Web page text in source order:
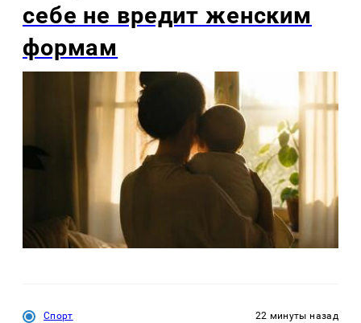
себе не вредит женским
формам
Спорт 22 минуты назад